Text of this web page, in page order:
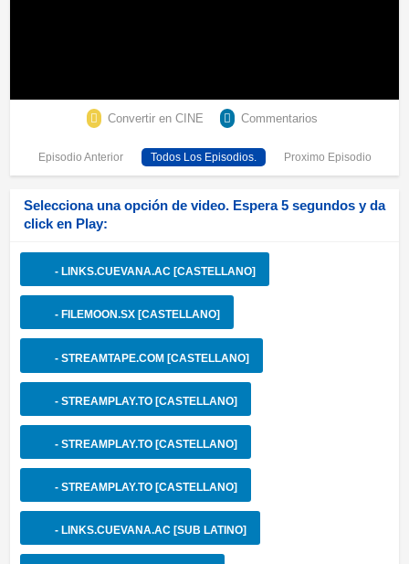
Convertir en CINE Commentarios
Episodio Anterior Todos Los Episodios. Proximo Episodio
Selecciona una opción de video. Espera 5 segundos y da
click en Play:
- LINKS.CUEVANA.AC [CASTELLANO]
- FILEMOON.SX [CASTELLANO]
- STREAMTAPE.COM [CASTELLANO]
- STREAMPLAY.TO [CASTELLANO]
- STREAMPLAY.TO [CASTELLANO]
- STREAMPLAY.TO [CASTELLANO]
- LINKS.CUEVANA.AC [SUB LATINO]